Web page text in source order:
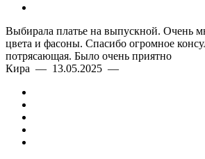
Выбирала платье на выпускной. Очень
цвета и фасоны. Спасибо огромное
потрясающая. Было очень приятно
Кира — 13.05.2025 —